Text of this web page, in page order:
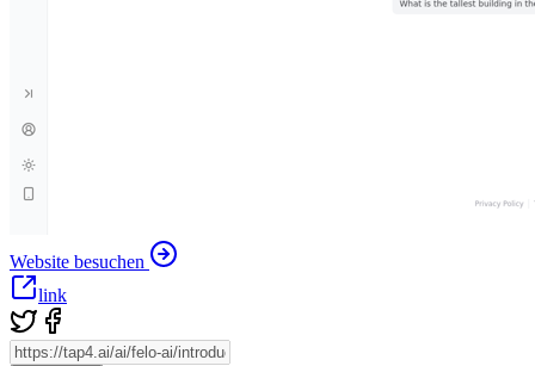
Website besuchen
link